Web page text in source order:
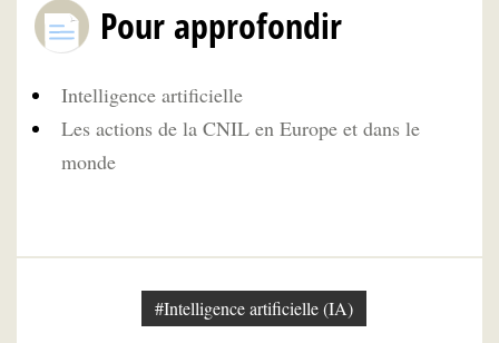
Pour approfondir
Intelligence artificielle
Les actions de la CNIL en Europe et dans le
monde
#Intelligence artificielle (IA)